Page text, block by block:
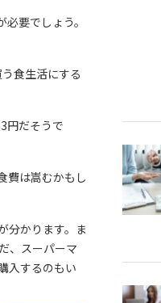
要でしょう。
食生活にする
円だそうで
費は嵩むかもし
分かります。ま
、スーパーマ
入するのもい